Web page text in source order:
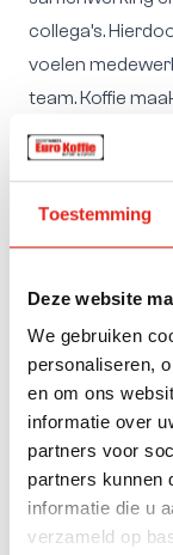
Toestemming
Deze website
We gebruiken
personaliseren,
en om ons
informatie over
partners voor
partners kunnen
informatie die u
verzameld op
collega’s.
voelen
team. Koffie
maar ook
Waardering:
vanuit het
beschikbaar is,
wordt besteed
de tevredenheid
Bedrijven die
dat ze om hun
een positievere
aanbieden van
espresso,